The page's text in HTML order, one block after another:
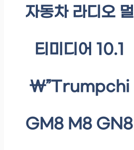
자동차 라디오 멀
티미디어 10.1
\”Trumpchi
GM8 M8 GN8